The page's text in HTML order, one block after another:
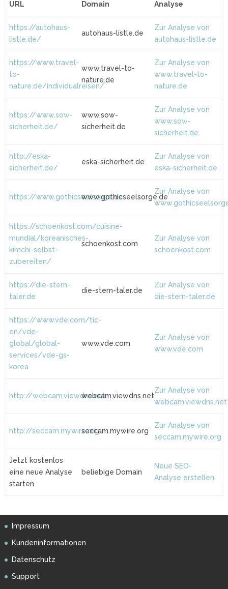
URL Domain Analyse
https://autohaus-
listle.de/
autohaus-listle.de
Zur Analyse von
autohaus-listle.de
https://www.travel-
to-
nature.de/individualreisen/
www.travel-to-
nature.de
Zur Analyse von
www.travel-to-
nature.de
https://www.sow-
sicherheit.de/
www.sow-
sicherheit.de
Zur Analyse von
www.sow-
sicherheit.de
http://eska-
sicherheit.de/
eska-sicherheit.de
Zur Analyse von
eska-sicherheit.de
https://www.gothicseelsorge.dewww.gothicseelsorge.de
Zur Analyse von
https://schoenkost.com/cuisine-
mundial/koreanisches-
kimchi-selbst-
zubereiten/
schoenkost.com
Zur Analyse von
schoenkost.com
https://die-stern-
taler.de
die-stern-taler.de
Zur Analyse von
die-stern-taler.de
https://www.vde.com/tic-
en/vde-
global/global-
services/vde-gs-
korea
www.vde.com
Zur Analyse von
www.vde.com
http://webcam.viewdns.netwebcam.viewdns.net
Zur Analyse von
webcam.viewdns.net
http://seccam.mywire.orgseccam.mywire.org
Zur Analyse von
seccam.mywire.org
Jetzt kostenlos
eine neue Analyse
starten
beliebige Domain
Neue SEO-
Analyse erstellen
Impressum
Kundeninformationen
Datenschutz
Support